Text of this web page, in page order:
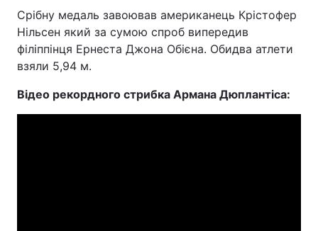
Тема оформлення
Срібну медаль завоював американець Крістофер
Нільсен який за сумою спроб випередив
філіппінця Ернеста Джона Обієна. Обидва атлети
взяли 5,94 м.
Відео рекордного стрибка Армана Дюплантіса: